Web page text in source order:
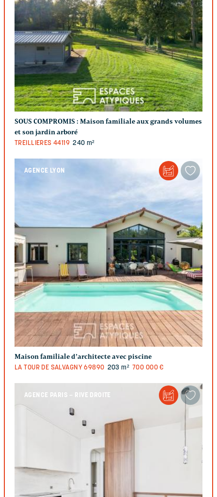
SOUS COMPROMIS : Maison familiale aux grands volumes
et son jardin arboré
TREILLIERES 44119 240 m²
AGENCE LYON
Maison familiale d’architecte avec piscine
LA TOUR DE SALVAGNY 69890 203 m² 700 000 €
AGENCE PARIS – RIVE DROITE